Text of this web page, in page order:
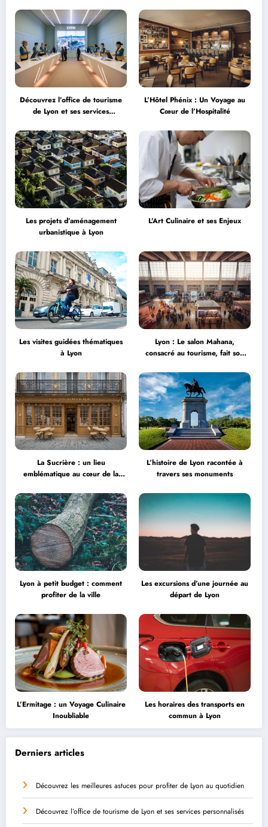
Découvrez l’office de tourisme
de Lyon et ses services
L’Hôtel Phénix : Un Voyage au
Cœur de l’Hospitalité
Les projets d’aménagement
urbanistique à Lyon
L’Art Culinaire et ses Enjeux
Les visites guidées thématiques
à Lyon
Lyon : Le salon Mahana,
consacré au tourisme, fait son
Garnier
La Sucrière : un lieu
emblématique au cœur de la
L’histoire de Lyon racontée à
travers ses monuments
Lyon à petit budget : comment
profiter de la ville
Les excursions d’une journée au
départ de Lyon
L’Ermitage : un Voyage Culinaire
Inoubliable
Les horaires des transports en
commun à Lyon
Derniers articles
Découvrez les meilleures astuces pour profiter de Lyon au quotidien
Découvrez l’office de tourisme de Lyon et ses services personnalisés